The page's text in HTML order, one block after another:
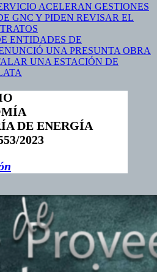
ACELERAN GESTIONES
GNC Y PIDEN REVISAR EL
ENTIDADES DE
UNA PRESUNTA OBRA
UNA ESTACIÓN DE
DE ENERGÍA
2023